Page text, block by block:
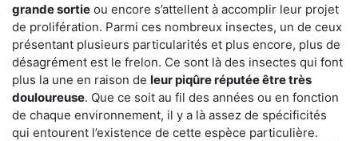
grande sortie ou encore s’attellent à accomplir leur projet
de prolifération. Parmi ces nombreux insectes, un de ceux
présentant plusieurs particularités et plus encore, plus de
désagrément est le frelon. Ce sont là des insectes qui font
plus la une en raison de leur piqûre réputée être très
douloureuse. Que ce soit au fil des années ou en fonction
de chaque environnement, il y a là assez de spécificités
qui entourent l’existence de cette espèce particulière.